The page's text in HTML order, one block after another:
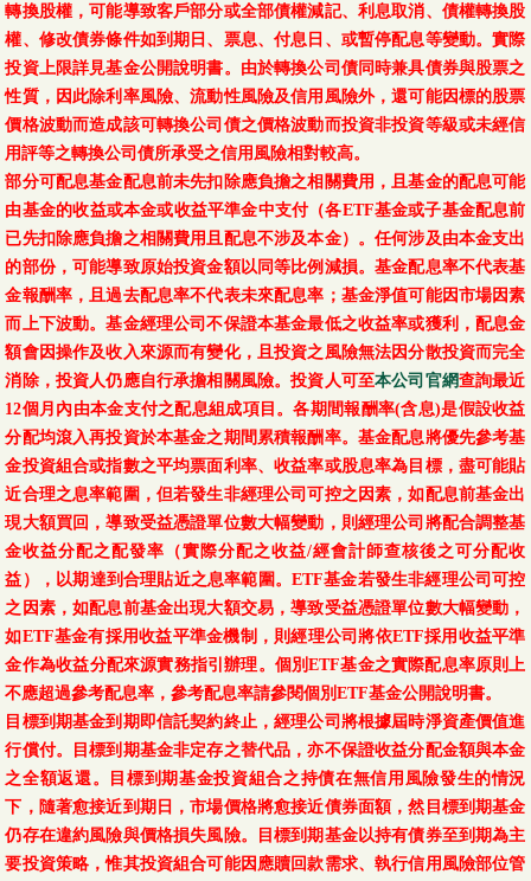
轉換股權，可能導致客戶部分或全部債權減記、利息取消、債權轉換股
權、修改債券條件如到期日、票息、付息日、或暫停配息等變動。實際
投資上限詳見基金公開說明書。由於轉換公司債同時兼具債券與股票之
性質，因此除利率風險、流動性風險及信用風險外，還可能因標的股票
價格波動而造成該可轉換公司債之價格波動而投資非投資等級或未經信
用評等之轉換公司債所承受之信用風險相對較高。
部分可配息基金配息前未先扣除應負擔之相關費用，且基金的配息可能
由基金的收益或本金或收益平準金中支付（各ETF基金或子基金配息前
已先扣除應負擔之相關費用且配息不涉及本金）。任何涉及由本金支出
的部份，可能導致原始投資金額以同等比例減損。基金配息率不代表基
金報酬率，且過去配息率不代表未來配息率；基金淨值可能因市場因素
而上下波動。基金經理公司不保證本基金最低之收益率或獲利，配息金
額會因操作及收入來源而有變化，且投資之風險無法因分散投資而完全
消除，投資人仍應自行承擔相關風險。投資人可至本公司官網查詢最近
12個月內由本金支付之配息組成項目。各期間報酬率(含息)是假設收益
分配均滾入再投資於本基金之期間累積報酬率。基金配息將優先參考基
金投資組合或指數之平均票面利率、收益率或股息率為目標，盡可能貼
近合理之息率範圍，但若發生非經理公司可控之因素，如配息前基金出
現大額買回，導致受益憑證單位數大幅變動，則經理公司將配合調整基
金收益分配之配發率（實際分配之收益/經會計師查核後之可分配收
益），以期達到合理貼近之息率範圍。ETF基金若發生非經理公司可控
之因素，如配息前基金出現大額交易，導致受益憑證單位數大幅變動，
如ETF基金有採用收益平準金機制，則經理公司將依ETF採用收益平準
金作為收益分配來源實務指引辦理。個別ETF基金之實際配息率原則上
不應超過參考配息率，參考配息率請參閱個別ETF基金公開說明書。
目標到期基金到期即信託契約終止，經理公司將根據屆時淨資產價值進
行償付。目標到期基金非定存之替代品，亦不保證收益分配金額與本金
之全額返還。目標到期基金投資組合之持債在無信用風險發生的情況
下，隨著愈接近到期日，市場價格將愈接近債券面額，然目標到期基金
仍存在違約風險與價格損失風險。目標到期基金以持有債券至到期為主
要投資策略，惟其投資組合可能因應贖回款需求、執行信用風險部位管